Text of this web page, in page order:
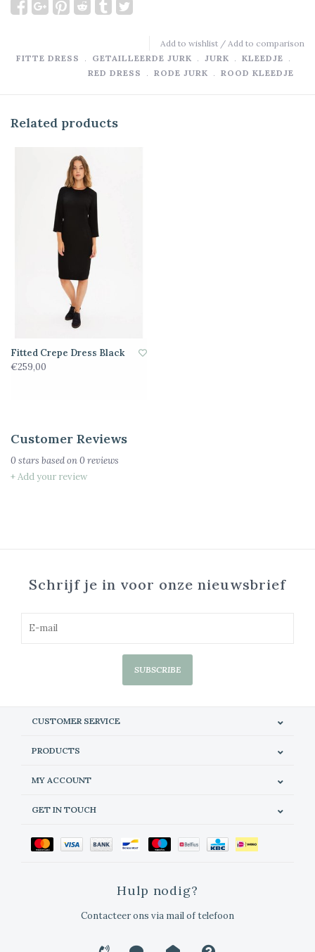
Add to wishlist / Add to comparison
FITTE DRESS
﹒ GETAILLEERDE JURK ﹒ JURK ﹒ KLEEDJE ﹒
RED DRESS
﹒ RODE JURK ﹒ ROOD KLEEDJE
Related products
Fitted Crepe Dress Black
€259,00
Customer Reviews
0 stars based on0 reviews
+ Add your review
Schrijf je in voor onze nieuwsbrief
SUBSCRIBE
CUSTOMER SERVICE
PRODUCTS
MY ACCOUNT
GET IN TOUCH
Hulp nodig?
Contacteer ons via mail of telefoon